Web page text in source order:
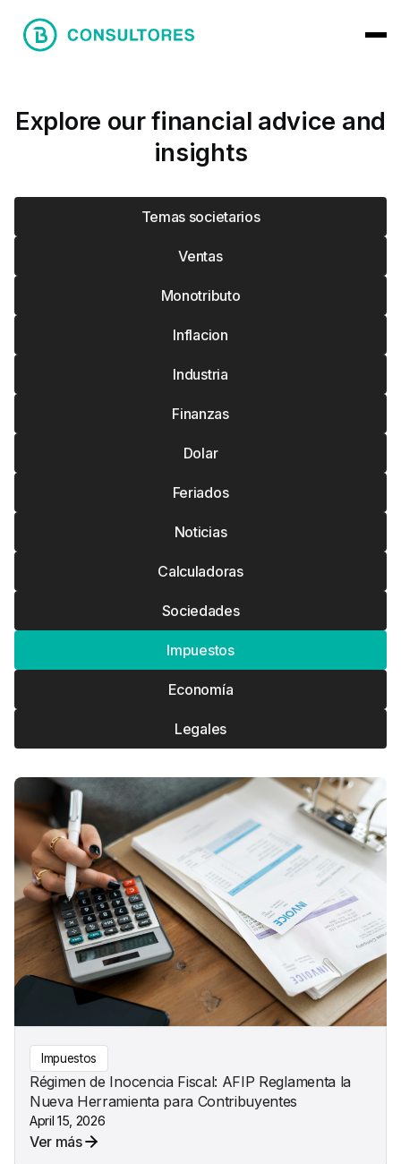
Explore our financial advice and
insights
Temas societarios
Ventas
Monotributo
Inflacion
Industria
Finanzas
Dolar
Feriados
Noticias
Calculadoras
Sociedades
Impuestos
Economía
Legales
Impuestos
Régimen de Inocencia Fiscal: AFIP Reglamenta la
Nueva Herramienta para Contribuyentes
April 15, 2026
Ver más